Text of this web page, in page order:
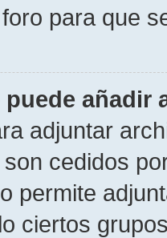
para que
puede añadir
adjuntar
cedidos
permite
ciertos